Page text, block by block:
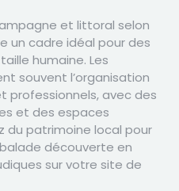
et littoral selon
un cadre idéal pour des
humaine. Les
souvent l’organisation
professionnels, avec des
et des espaces
du patrimoine local pour
découverte en
sur votre site de